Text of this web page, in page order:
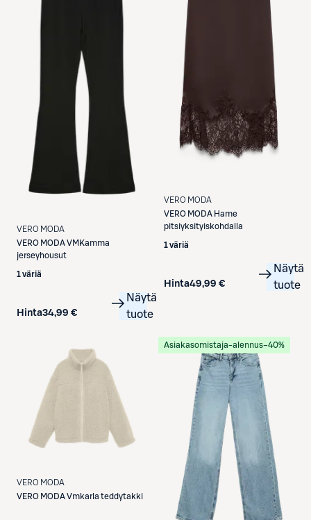
VERO MODA
VERO MODAVMKamma
jerseyhousut
1 väriä
Hinta34,99 €
Näytä
tuote
VERO MODA
VERO MODA Hame
pitsiyksityiskohdalla
1 väriä
Hinta49,99 €
Näytä
tuote
VERO MODA
VERO MODAVmkarla teddytakki
Asiakasomistaja-alennus−40%